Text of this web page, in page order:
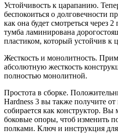
Устойчивость к царапанию.
беспокоиться о долговечности
как она будет смотреться через
тумба ламинирована
пластиком, который устойчив к
Жесткость и монолитность.
абсолютную жесткость
полностью монолитной.
Простота в сборке.
Hardness 3 вы также получите
собирается как конструктор. Вы
боковые опоры, чтоб изменить
полками. Ключ и инструкция